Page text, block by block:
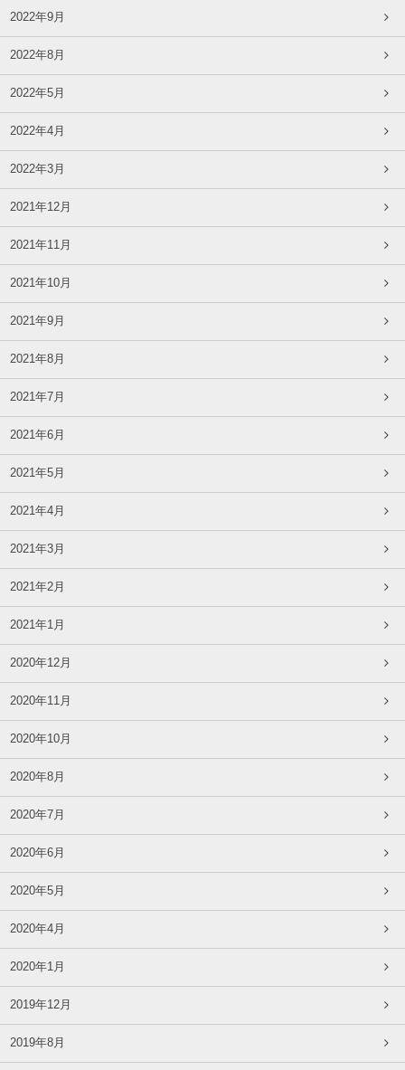
2022年9月
2022年8月
2022年5月
2022年4月
2022年3月
2021年12月
2021年11月
2021年10月
2021年9月
2021年8月
2021年7月
2021年6月
2021年5月
2021年4月
2021年3月
2021年2月
2021年1月
2020年12月
2020年11月
2020年10月
2020年8月
2020年7月
2020年6月
2020年5月
2020年4月
2020年1月
2019年12月
2019年8月